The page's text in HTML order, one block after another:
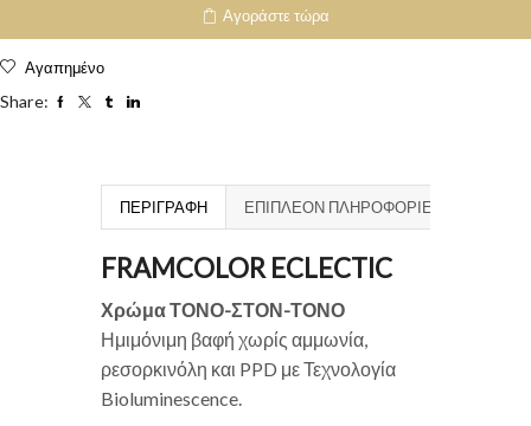
Αγοράστε τώρα
Αγαπημένο
Share:
ΠΕΡΙΓΡΑΦΉ ΕΠΙΠΛΈΟΝ ΠΛΗΡΟΦΟΡΊΕΣ
FRAMCOLOR ECLECTIC
Χρώμα ΤΟΝΟ-ΣΤΟΝ-ΤΟΝΟ
Ημιμόνιμη βαφή χωρίς αμμωνία,
ρεσορκινόλη και PPD με Τεχνολογία
Bioluminescence.